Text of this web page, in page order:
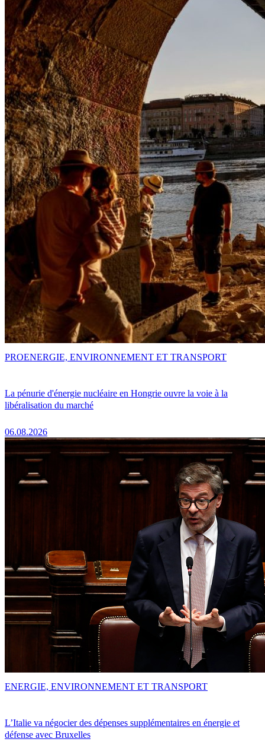
La pénurie d'énergie nucléaire en Hongrie ouvre la voie à la
libéralisation du marché
06.08.2026
PROENERGIE, ENVIRONNEMENT ET TRANSPORT
L’Italie va négocier des dépenses supplémentaires en énergie et
défense avec Bruxelles
ENERGIE, ENVIRONNEMENT ET TRANSPORT